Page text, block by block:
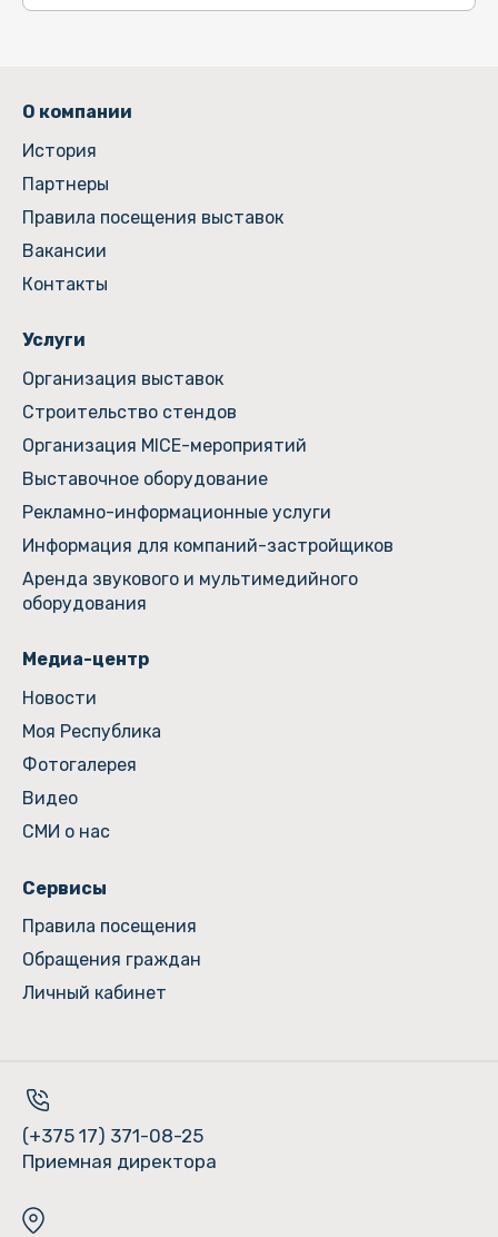
О компании
История
Партнеры
Правила посещения выставок
Вакансии
Контакты
Услуги
Организация выставок
Строительство стендов
Организация MICE-мероприятий
Выставочное оборудование
Рекламно-информационные услуги
Информация для компаний-застройщиков
Аренда звукового и мультимедийного
оборудования
Медиа-центр
Новости
Моя Республика
Фотогалерея
Видео
СМИ о нас
Сервисы
Правила посещения
Обращения граждан
Личный кабинет
(+375 17) 371-08-25
Приемная директора